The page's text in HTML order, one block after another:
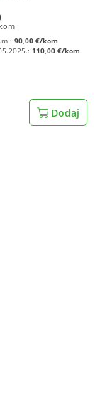
90,00 €/kom
110,00 €/kom
Dodaj